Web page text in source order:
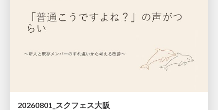
20260801_スクフェス大阪